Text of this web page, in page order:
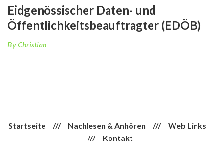
Eidgenössischer Daten- und
Öffentlichkeitsbeauftragter (EDÖB)
By Christian
Startseite /// Nachlesen & Anhören /// Web Links
/// Kontakt